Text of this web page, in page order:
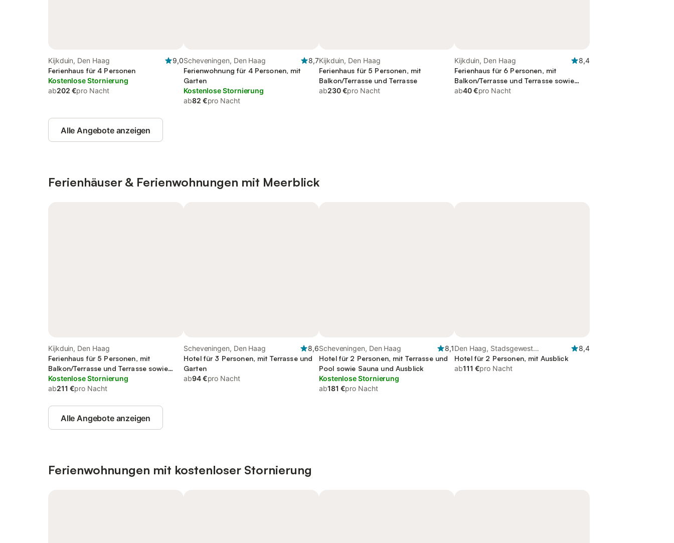
Kijkduin, Den Haag
9,0
Ferienhaus für 4 Personen
Kostenlose Stornierung
ab202 €pro Nacht
Scheveningen, Den Haag
8,7
Ferienwohnung für 4 Personen, mit
Garten
Kostenlose Stornierung
ab82 €pro Nacht
Kijkduin, Den Haag
Ferienhaus für 5 Personen, mit
Balkon/Terrasse und Terrasse
ab230 €pro Nacht
Kijkduin, Den Haag
8,4
Ferienhaus für 6 Personen, mit
Balkon/Terrasse und Terrasse sowie
Garten
ab40 €pro Nacht
Alle Angebote anzeigen
Ferienhäuser & Ferienwohnungen mit Meerblick
Kijkduin, Den Haag
Ferienhaus für 5 Personen, mit
Balkon/Terrasse und Terrasse sowie
Seeblick
Kostenlose Stornierung
ab211 €pro Nacht
Scheveningen, Den Haag
8,6
Hotel für 3 Personen, mit Terrasse und
Garten
ab94 €pro Nacht
Scheveningen, Den Haag
8,1
Hotel für 2 Personen, mit Terrasse und
Pool sowie Sauna und Ausblick
Kostenlose Stornierung
ab181 €pro Nacht
Den Haag, Stadsgewest
Haaglanden
8,4
Hotel für 2 Personen, mit Ausblick
ab111 €pro Nacht
Alle Angebote anzeigen
Ferienwohnungen mit kostenloser Stornierung